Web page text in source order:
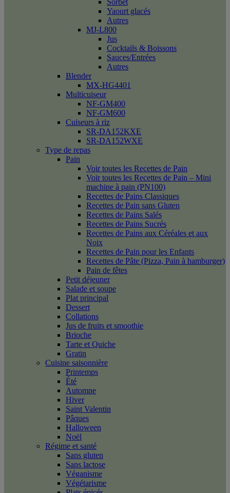
Sorbet
Yaourt glacés
Autres
MJ-L800
Jus
Cocktails & Boissons
Sauces/Entrées
Autres
Blender
MX-HG4401
Multicuiseur
NF-GM400
NF-GM600
Cuiseurs à riz
SR-DA152KXE
SR-DA152WXE
Type de repas
Pain
Voir toutes les Recettes de Pain
Voir toutes les Recettes de Pain – Mini
machine à pain (PN100)
Recettes de Pains Classiques
Recettes de Pain sans Gluten
Recettes de Pains Salés
Recettes de Pains Sucrés
Recettes de Pains aux Céréales et aux
Noix
Recettes de Pain pour les Enfants
Recettes de Pâte (Pizza, Pain à hamburger)
Pain de fêtes
Petit déjeuner
Salade et soupe
Plat principal
Dessert
Collations
Jus de fruits et smoothie
Brioche
Tarte et Quiche
Gratin
Cuisine saisonnière
Printemps
Été
Automne
Hiver
Saint Valentin
Pâques
Halloween
Noël
Régime et santé
Sans gluten
Sans lactose
Véganisme
Végétarisme